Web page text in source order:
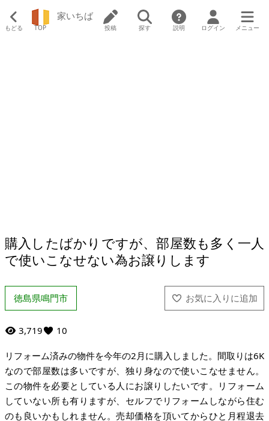
もどる TOP
家いちば
投稿 探す 説明 ログイン メニュー
購入したばかりですが、部屋数も多く一人
で使いこなせない為お譲りします
徳島県鳴門市
3,719 10
リフォーム済みの物件を今年の2月に購入しました。間取りは6K
なので部屋数は多いですが、独り身なので使いこなせません。
この物件を必要としている人にお譲りしたいです。リフォーム
していない所も有りますが、セルフでリフォームしながら住む
のも良いかもしれません。売却価格を頂いてからひと月程退去